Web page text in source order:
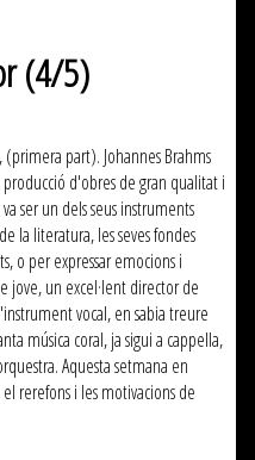
(4/5)
part). Johannes Brahms
d'obres de gran qualitat i
ser un dels seus instruments
la literatura, les seves fondes
o per expressar emocions i
jove, un excel·lent director de
vocal, en sabia treure
música coral, ja sigui a cappella,
Aquesta setmana en
rerefons i les motivacions de